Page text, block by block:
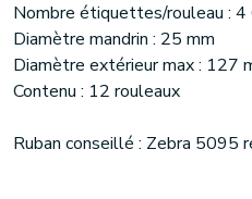
Nombre étiquettes/rouleau :
Diamètre mandrin : 25 mm
Diamètre extérieur max : 127
Contenu : 12 rouleaux
Ruban conseillé : Zebra 5095